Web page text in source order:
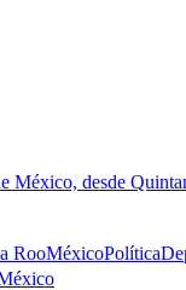
México, desde
RooMéxicoPolítica